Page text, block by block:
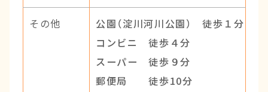
その他
公園（淀川河川公園） 徒歩１分
コンビニ 徒歩４分
スーパー 徒歩９分
郵便局 徒歩10分